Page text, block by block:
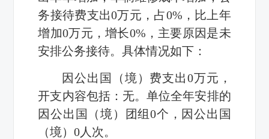
务接待费支出0万元，占0% ，比上年
增加0万元，增长0% ，主要原因是未
安排公务接待。具体情况如下：
因公出国（境）费支出0万元，
开支内容包括：无。单位全年安排的
因公出国（境）团组0个，因公出国
（境）0人次。